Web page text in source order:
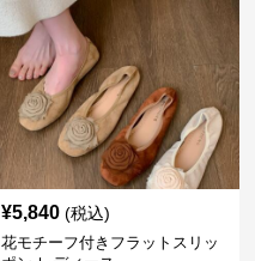
¥5,840 (税込)
花モチーフ付きフラットスリッ